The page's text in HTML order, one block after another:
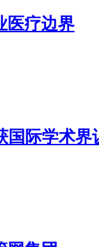
医疗边界
国际学术界